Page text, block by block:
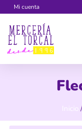
Mi cuenta
Inicio